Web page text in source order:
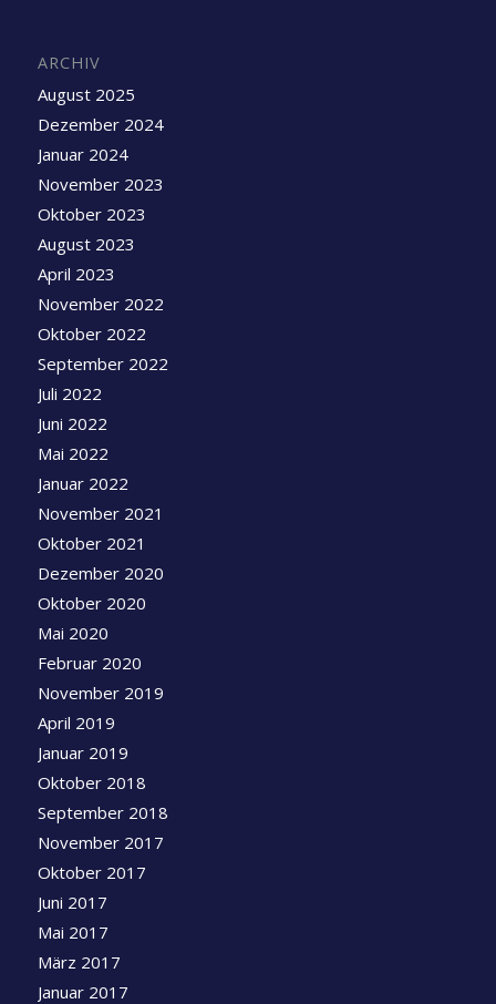
ARCHIV
August 2025
Dezember 2024
Januar 2024
November 2023
Oktober 2023
August 2023
April 2023
November 2022
Oktober 2022
September 2022
Juli 2022
Juni 2022
Mai 2022
Januar 2022
November 2021
Oktober 2021
Dezember 2020
Oktober 2020
Mai 2020
Februar 2020
November 2019
April 2019
Januar 2019
Oktober 2018
September 2018
November 2017
Oktober 2017
Juni 2017
Mai 2017
März 2017
Januar 2017